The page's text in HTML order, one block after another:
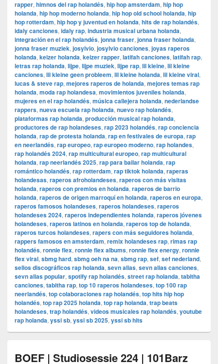
rapper, himnos del rap holandés, hip hop amsterdam, hip hop
holanda, hip hop moderno holanda, hip hop old school holanda, hip
hop rotterdam, hip hop y juventud en holanda, hits de rap holandés,
idaly canciones, idaly rap, industria musical urbana holanda,
integración en el rap holandés, jonna fraser, jonna fraser holanda,
jonna fraser muziek, josylvio, josylvio canciones, joyas raperos
holanda, keizer holanda, keizer rapper, latifah canciones, latifah rap,
letras rap holanda, lijpe, lijpe muziek, lijpe rap, lil kleine, lil kleine
canciones, lil kleine geen probleem, lil kleine holanda, lil kleine viral,
lucas & steve rap, mejores raperos de holanda, mejores temas rap
holanda, moda rap holandesa, movimientos juveniles holanda,
mujeres en el rap holandés, música callejera holanda, nederlandse
rappers, nueva escuela rap holanda, nuevo rap holandés,
plataformas rap holanda, producción musical rap holanda,
productores de rap holandeses, rap 2023 holandés, rap conciencia
holanda, rap de protesta holanda, rap en festivales de europa, rap
en neerlandés, rap europeo, rap europeo moderno, rap holandes,
rap holandés 2024, rap multicultural europeo, rap multicultural
holanda, rap neerlandés 2025, rap para bailar holanda, rap
romántico holandés, rap rotterdam, rap tiktok holanda, raperas
holandesas, raperos afroholandeses, raperos con más visitas
holanda, raperos con premios en holanda, raperos de barrio
holanda, raperos de origen marroquí en holanda, raperos en europa,
raperos famosos holandeses, raperos holandeses, raperos
holandeses 2024, raperos independientes holanda, raperos jóvenes
holandeses, raperos latinos en holanda, raperos top de holanda,
raperos turcos holandeses, rapers con más seguidores holanda,
rappers famosos en amsterdam, remix holandeses rap, rimas rap
holandés, ronnie flex, ronnie flex albums, ronnie flex energy, ronnie
flex viral, sbmg hard, sbmg oeh na na, sbmg rap, sef, sef nederland,
sellos discográficos rap holanda, sevn alias, sevn alias canciones,
sevn alias popular, spotify rap holandés, street rap holanda, tabitha
canciones, tabitha rap, top 10 raperos holandeses, top 100 rap
neerlandés, top colaboraciones rap holandés, top hits hip hop
holandés, top rap 2025 holanda, top rap holanda, trap beats
holandeses, trap holandés, videos musicales rap holandés, youtube
rap holanda, yssi sb, yssi sb 2025, yssi sb hits
BOEF | Studiosessie 224 | 101Barz